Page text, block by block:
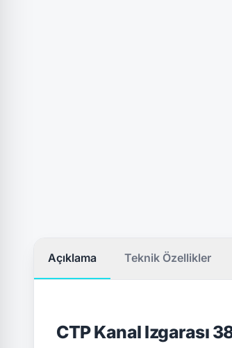
Açıklama Teknik Özellikler
CTP Kanal Izgarası